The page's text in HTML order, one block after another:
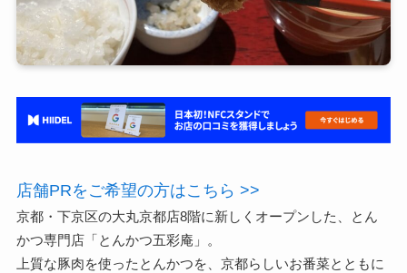
店舗PRをご希望の方はこちら >>
京都・下京区の大丸京都店8階に新しくオープンした、とん
かつ専門店「とんかつ五彩庵」。
上質な豚肉を使ったとんかつを、京都らしいお番菜とともに